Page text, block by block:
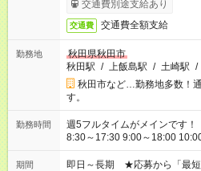
交通費別途支給あり
交通費 交通費全額支給
勤務地
秋田県秋田市
秋田駅 / 上飯島駅 / 土崎駅 /
秋田市など…勤務地多数！
す。
勤務時間
週5フルタイムがメインです！ ＜勤務時間の例＞ 8:00～17:00
8:30～17:30 9:00～18:00
その他にも勤務時間多数！
ご希望を教えてください！
期間
即日～長期 ★応募から「最短